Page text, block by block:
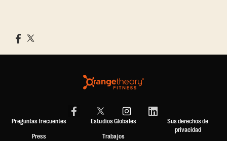
Preguntas frecuentes
Press
Estudios Globales
Trabajos
Sus derechos de
privacidad